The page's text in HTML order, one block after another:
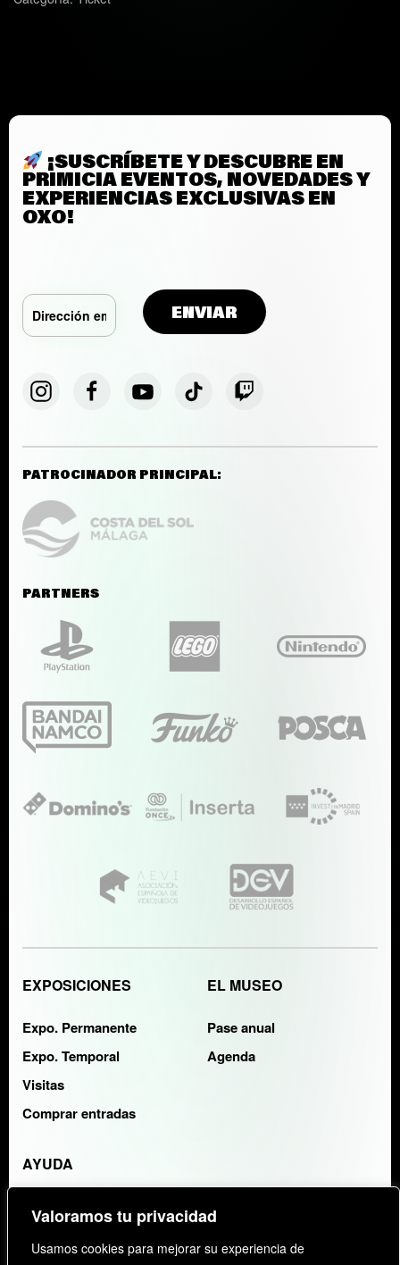
Valoramos tu privacidad
Usamos cookies para mejorar su experiencia de
CON
jorge
cantidad¡SUSCRÍBETE Y DESCUBRE EN
PRIMICIA EVENTOS, NOVEDADES Y
EXPERIENCIAS EXCLUSIVAS EN
OXO!
PATROCINADOR PRINCIPAL:
PARTNERS
EXPOSICIONES
Expo. Permanente
Expo. Temporal
Visitas
Comprar entradas
EL MUSEO
Pase anual
Agenda
AYUDA
Contacto